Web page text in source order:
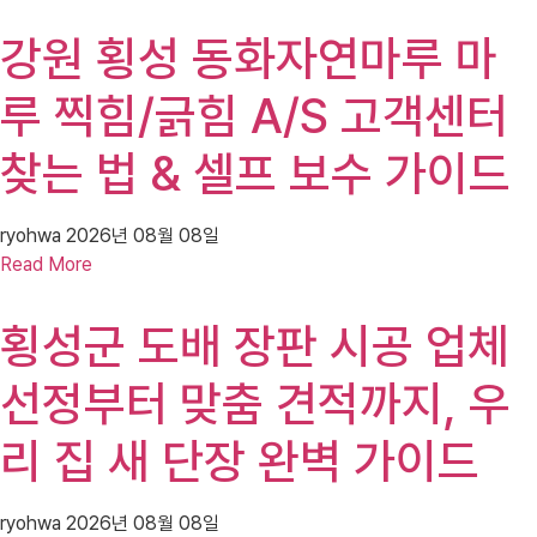
강원 횡성 동화자연마루 마
루 찍힘/긁힘 A/S 고객센터
찾는 법 & 셀프 보수 가이드
ryohwa 2026년 08월 08일
Read More
횡성군 도배 장판 시공 업체
선정부터 맞춤 견적까지, 우
리 집 새 단장 완벽 가이드
ryohwa 2026년 08월 08일